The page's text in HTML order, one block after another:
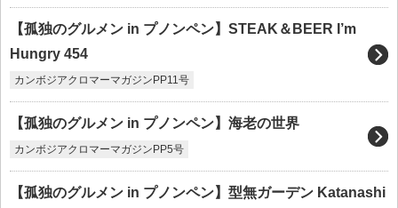
【孤独のグルメン in プノンペン】STEAK＆BEER I’m
Hungry 454
カンボジアクロマーマガジンPP11号
【孤独のグルメン in プノンペン】海老の世界
カンボジアクロマーマガジンPP5号
【孤独のグルメン in プノンペン】型無ガーデン Katanashi